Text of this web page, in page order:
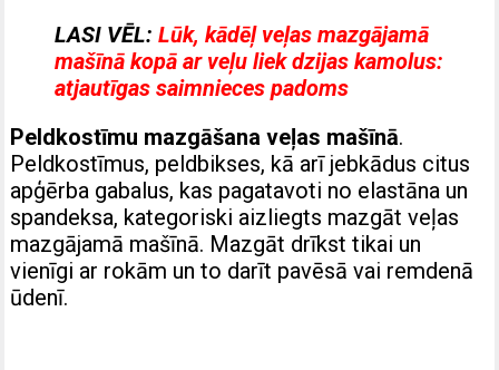
LASI VĒL:Lūk, kādēļ veļas mazgājamā
mašīnā kopā ar veļu liek dzijas kamolus:
atjautīgas saimnieces padoms
Peldkostīmu mazgāšana veļas mašīnā.
Peldkostīmus, peldbikses, kā arī jebkādus citus
apģērba gabalus, kas pagatavoti no elastāna un
spandeksa, kategoriski aizliegts mazgāt veļas
mazgājamā mašīnā. Mazgāt drīkst tikai un
vienīgi ar rokām un to darīt pavēsā vai remdenā
ūdenī.